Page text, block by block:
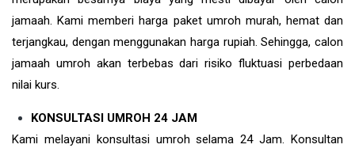
jamaah. Kami memberi harga paket umroh murah, hemat dan
terjangkau, dengan menggunakan harga rupiah. Sehingga, calon
jamaah umroh akan terbebas dari risiko fluktuasi perbedaan
nilai kurs.
KONSULTASI UMROH 24 JAM
Kami melayani konsultasi umroh selama 24 Jam. Konsultan